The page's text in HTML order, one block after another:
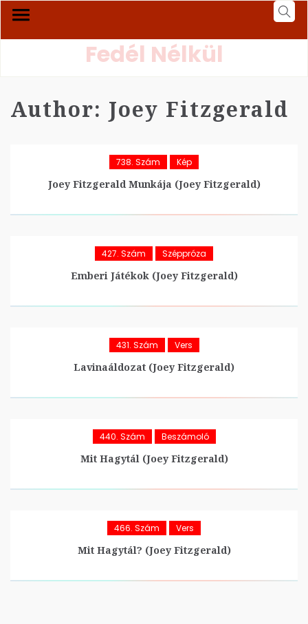
Fedél Nélkül
Author: Joey Fitzgerald
738. Szám Kép
Joey Fitzgerald Munkája (Joey Fitzgerald)
427. Szám Széppróza
Emberi Játékok (Joey Fitzgerald)
431. Szám Vers
Lavinaáldozat (Joey Fitzgerald)
440. Szám Beszámoló
Mit Hagytál (Joey Fitzgerald)
466. Szám Vers
Mit Hagytál? (Joey Fitzgerald)